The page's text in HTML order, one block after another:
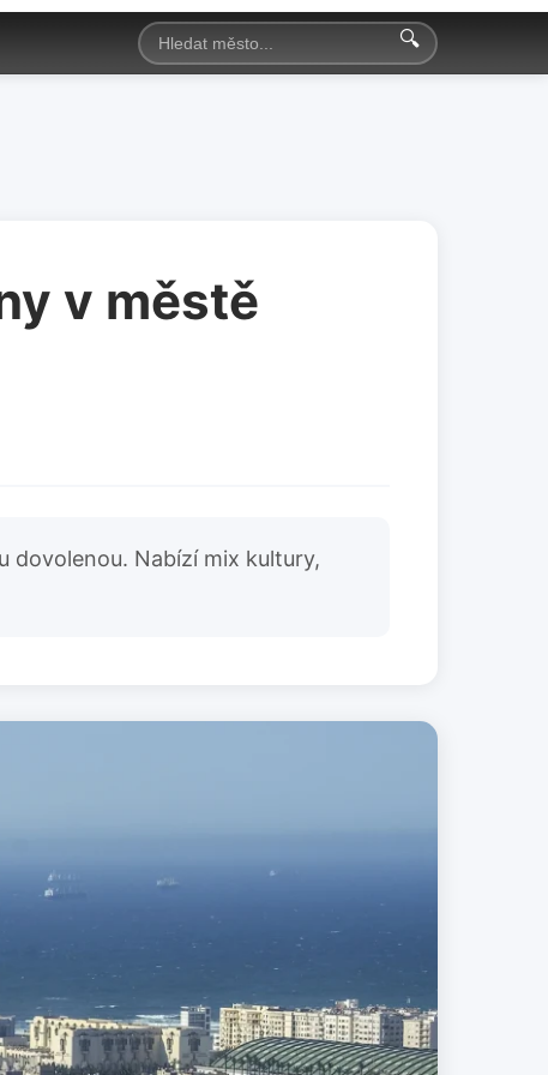
🔍
v městě
dovolenou. Nabízí mix kultury,